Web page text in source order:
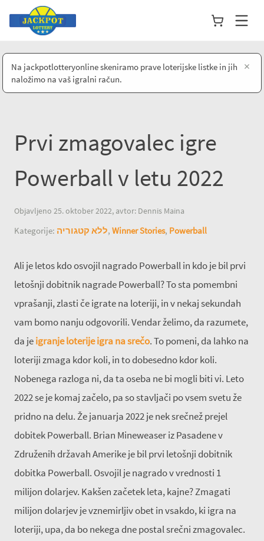
Na jackpotlotteryonline skeniramo prave loterijske listke in jih
naložimo na vaš igralni račun.
×
Prvi zmagovalec igre
Powerball v letu 2022
Objavljeno 25. oktober 2022, avtor: Dennis Maina
Kategorije: ללא קטגוריה,Winner Stories, Powerball
Ali je letos kdo osvojil nagrado Powerball in kdo je bil prvi
letošnji dobitnik nagrade Powerball? To sta pomembni
vprašanji, zlasti če igrate na loteriji, in v nekaj sekundah
vam bomo nanju odgovorili. Vendar želimo, da razumete,
da jeigranje loterije igra na srečo. To pomeni, da lahko na
loteriji zmaga kdor koli, in to dobesedno kdor koli.
Nobenega razloga ni, da ta oseba ne bi mogli biti vi. Leto
2022 se je komaj začelo, pa so stavljači po vsem svetu že
pridno na delu. Že januarja 2022 je nek srečnež prejel
dobitek Powerball. Brian Mineweaser iz Pasadene v
Združenih državah Amerike je bil prvi letošnji dobitnik
dobitka Powerball. Osvojil je nagrado v vrednosti 1
milijon dolarjev. Kakšen začetek leta, kajne? Zmagati
milijon dolarjev je vznemirljiv obet in vsakdo, ki igra na
loteriji, upa, da bo nekega dne postal srečni zmagovalec.